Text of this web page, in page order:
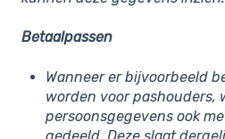
Betaalpassen
Wanneer er bijvoorbeeld
worden voor pashouders,
persoonsgegevens ook